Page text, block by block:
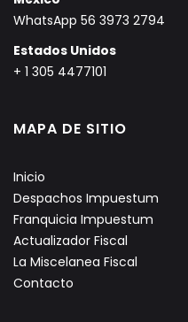
WhatsApp 56 3973 2794
Estados Unidos
+ 1 305 4477101
MAPA DE SITIO
Inicio
Despachos Impuestum
Franquicia Impuestum
Actualizador Fiscal
La Miscelanea Fiscal
Contacto